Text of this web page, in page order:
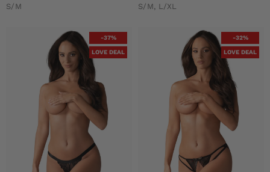
S/M S/M, L/XL
-37%
LOVE DEAL
-32%
LOVE DEAL